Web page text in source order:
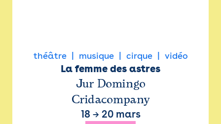
théâtre musique cirque vidéo
La femme des astres
Jur Domingo
Cridacompany
18 → 20 mars